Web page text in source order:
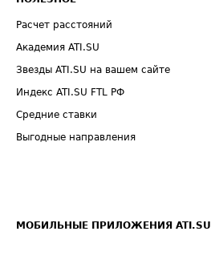
Расчет расстояний
Академия ATI.SU
Звезды ATI.SU на вашем сайте
Индекс ATI.SU FTL РФ
Средние ставки
Выгодные направления
МОБИЛЬНЫЕ ПРИЛОЖЕНИЯ ATI.SU